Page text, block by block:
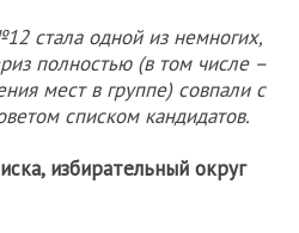
стала одной из немногих,
полностью (в том числе –
мест в группе) совпали с
списком кандидатов.
избирательный округ